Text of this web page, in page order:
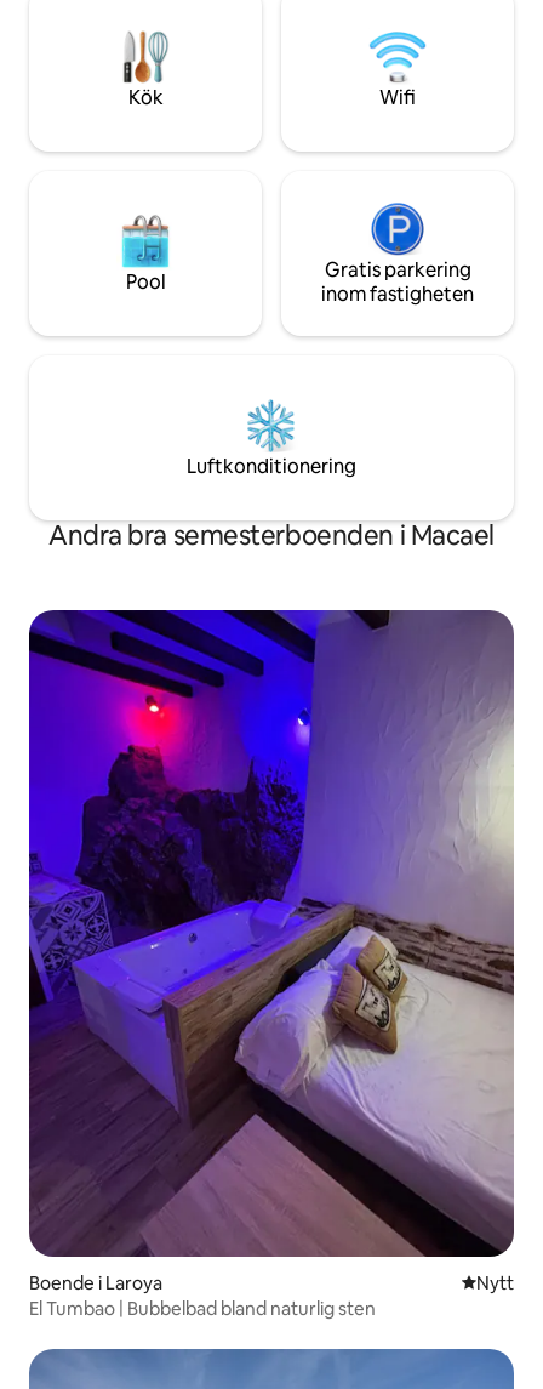
enkelsängen), walk-in dusch, handfat,
wc. Vår saltpool (ingen allergi, ingen lukt
men där vi tackar dig för stabiliteten och
underhållet av vattnet för att inte
sina små cuevas för att hysa din siesta
din ankomst), handdukar, poolhandduk,
städning i slutet av din vistelse och el.
Grottans bioklimatiska funktion är
naturligt luftkonditionerad. Närmaste
nödvändigt att transporteras. Så dåligt
diskmedel, svamp, diskhanddukar, färskt
vatten, kaffe (kuddar och kaffe och
filter), te, socker, grundläggande
kryddor (olja, vinäger, salt, peppar)... och
ett idealiskt läge
med familj och
eftersom vi har
Kök Wifi
Pool
Gratis parkering
inom fastigheten
Luftkonditionering
Andra bra semesterboenden i Macael
Boende i Laroya NyttNytt
El Tumbao | Bubbelbad bland naturlig sten